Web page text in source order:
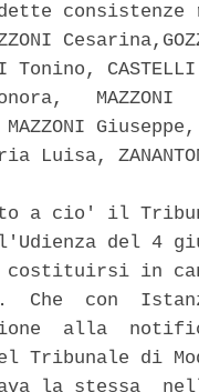
consistenze
Tonino,
Luisa,
a cio' il
del 4
costituirsi in
Che  con
alla
Tribunale di
la stessa